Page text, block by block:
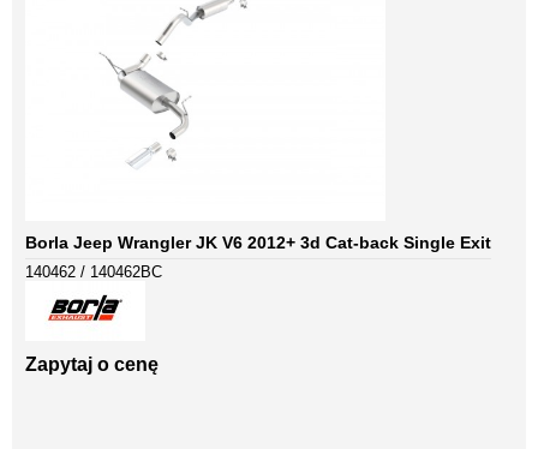
Borla Jeep Wrangler JK V6 2012+ 3d Cat-back Single Exit
140462 / 140462BC
Zapytaj o cenę